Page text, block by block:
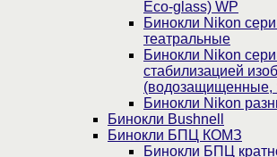
Eco-glass) WP
Бинокли Nikon
театральные
Бинокли Nikon
стабилизацией
(водозащищенные,
Бинокли Nikon
Бинокли Bushnell
Бинокли БПЦ КОМЗ
Бинокли БПЦ